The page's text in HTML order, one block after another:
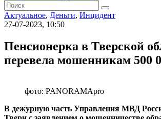
Актуальное, Деньги, Инцидент
27-07-2023, 10:50
Пенсионерка в Тверской
перевела мошенникам 500
фото: PANORAMApro
В дежурную часть Управления МВД